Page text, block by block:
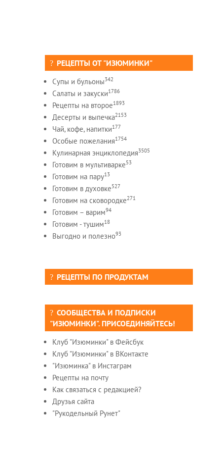
РЕЦЕПТЫ ОТ "ИЗЮМИНКИ"
Супы и бульоны342
Салаты и закуски1786
Рецепты на второе1893
Десерты и выпечка2153
Чай, кофе, напитки177
Особые пожелания1754
Кулинарная энциклопедия3505
Готовим в мультиварке53
Готовим на пару13
Готовим в духовке527
Готовим на сковородке271
Готовим – варим94
Готовим - тушим18
Выгодно и полезно93
РЕЦЕПТЫ ПО ПРОДУКТАМ
СООБЩЕСТВА И ПОДПИСКИ
"ИЗЮМИНКИ". ПРИСОЕДИНЯЙТЕСЬ!
Клуб "Изюминки" в Фейсбук
Клуб "Изюминки" в ВКонтакте
"Изюминка" в Инстаграм
Рецепты на почту
Как связаться с редакцией?
Друзья сайта
"Рукодельный Рунет"